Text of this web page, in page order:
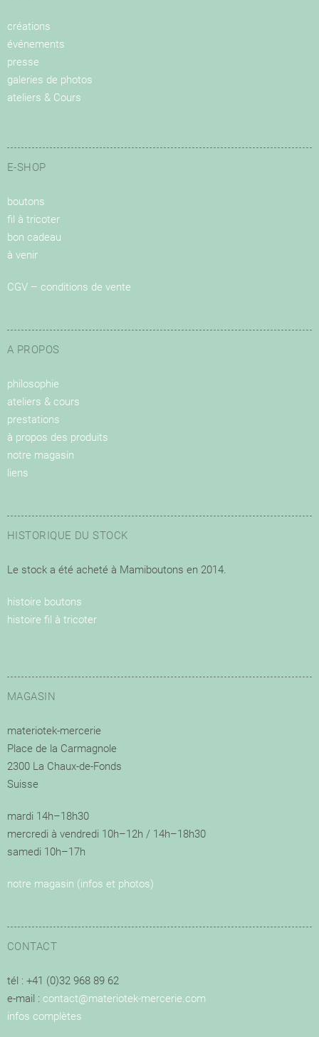
créations
événements
presse
galeries de photos
ateliers & Cours
E-SHOP
boutons
fil à tricoter
bon cadeau
à venir
CGV – conditions de vente
A PROPOS
philosophie
ateliers & cours
prestations
à propos des produits
notre magasin
liens
HISTORIQUE DU STOCK
Le stock a été acheté à Mamiboutons en 2014.
histoire boutons
histoire fil à tricoter
MAGASIN
materiotek-mercerie
Place de la Carmagnole
2300 La Chaux-de-Fonds
Suisse
mardi 14h–18h30
mercredi à vendredi 10h–12h / 14h–18h30
samedi 10h–17h
notre magasin (infos et photos)
CONTACT
tél : +41 (0)32 968 89 62
e-mail : contact@materiotek-mercerie.com
infos complètes